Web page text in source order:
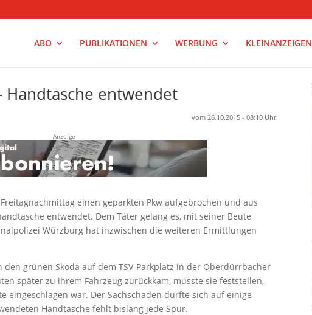
ABO PUBLIKATIONEN WERBUNG KLEINANZEIGEN
Handtasche entwendet
vom 26.10.2015 - 08:10 Uhr
Anzeige
einen geparkten Pkw aufgebrochen und aus
entwendet. Dem Täter gelang es, mit seiner Beute
Würzburg hat inzwischen die weiteren Ermittlungen
den grünen Skoda auf dem TSV-Parkplatz in der Oberdürrbacher
später zu ihrem Fahrzeug zurückkam, musste sie feststellen,
eingeschlagen war. Der Sachschaden dürfte sich auf einige
Handtasche fehlt bislang jede Spur.